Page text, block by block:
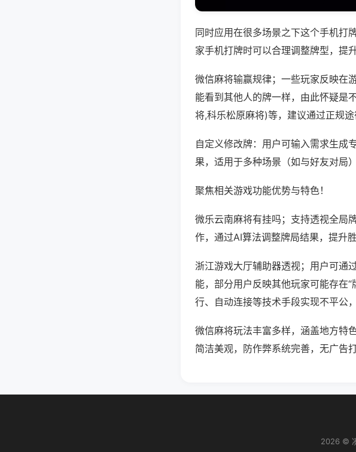
同时应用在很多场景之下这个手机打
家手机打牌时可以合理调整牌型，提
微信麻将输赢规律；一些玩家反映在
能看到其他人的牌一样，由此怀疑是
将,科乐松原麻将)等，建议通过正规途
自定义修改牌：用户可输入需求生成
果，适用于多种场景（如与好友对局
聚焦相关游戏功能优势与特色！
微乐云南麻将有挂吗；支持透视全局
作，通过AI算法调整牌局结果，提升胜
浙江游戏大厅辅助器透视；用户可通
能，部分用户反映其他玩家可能存在
行、自动连接等技术手段实现不平公，
微信麻将玩法丰富多样，涵盖地方特
简洁美观，防作弊系统完善，无广告
2026 ©